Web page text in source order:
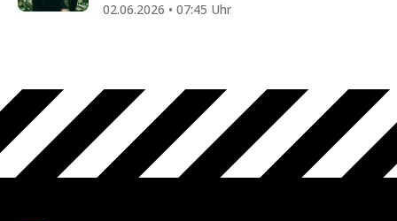
02.06.2026 • 07:45 Uhr